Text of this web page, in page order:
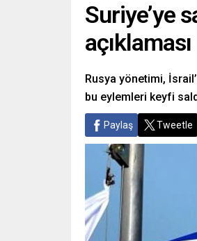
Suriye’ye
açıklaması
Rusya yönetimi,
bu eylemleri keyfi
Paylaş Tweetle